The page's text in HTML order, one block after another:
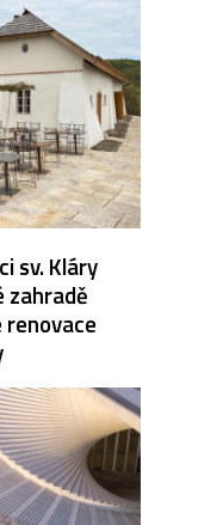
sv. Kláry
zahradě
renovace